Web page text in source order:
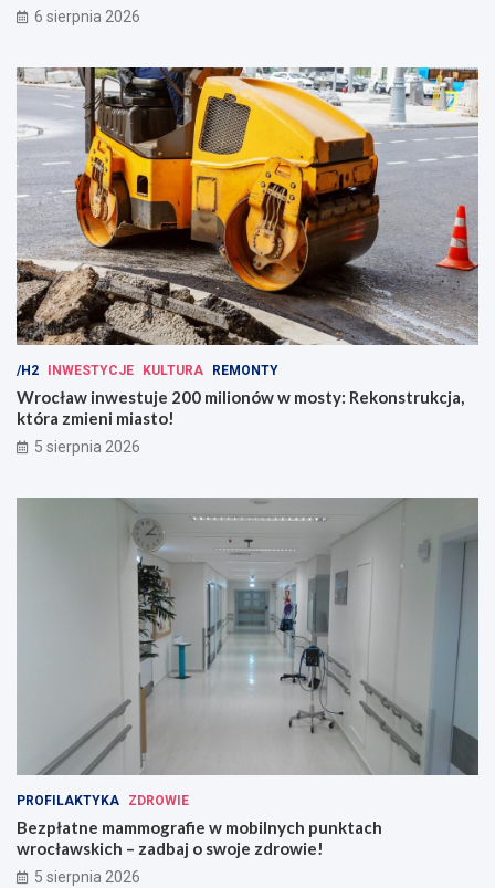
6 sierpnia 2026
/H2 INWESTYCJE KULTURA REMONTY
Wrocław inwestuje 200 milionów w mosty: Rekonstrukcja,
która zmieni miasto!
5 sierpnia 2026
PROFILAKTYKA ZDROWIE
Bezpłatne mammografie w mobilnych punktach
wrocławskich – zadbaj o swoje zdrowie!
5 sierpnia 2026